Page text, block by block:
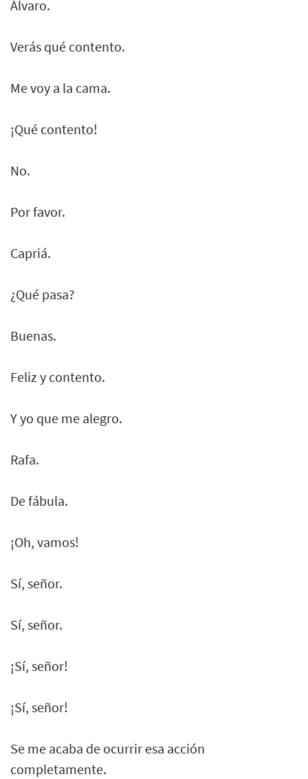
Álvaro.
Verás qué contento.
Me voy a la cama.
¡Qué contento!
No.
Por favor.
Capriá.
¿Qué pasa?
Buenas.
Feliz y contento.
Y yo que me alegro.
Rafa.
De fábula.
¡Oh, vamos!
Sí, señor.
Sí, señor.
¡Sí, señor!
¡Sí, señor!
Se me acaba de ocurrir esa acción
completamente.